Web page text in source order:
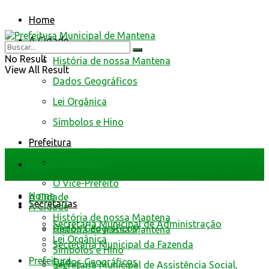
Home
A Cidade
História de nossa Mantena
Dados Geográficos
Lei Orgânica
Símbolos e Hino
Prefeitura
O Vice-Prefeito
Secretarias
Secretaria Municipal de Administração
Secretaria Municipal da Fazenda
Secretaria Municipal de Assistência Social,
No Result
View All Result
Home
A Cidade
História de nossa Mantena
Dados Geográficos
Home
A Cidade
História de nossa Mantena
Dados Geográficos
Lei Orgânica
Símbolos e Hino
Prefeitura